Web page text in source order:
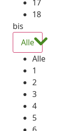
17
18
bis
Alle
Alle
1
2
3
4
5